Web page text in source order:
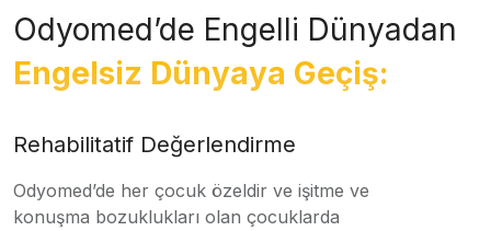
Odyomed’de Engelli Dünyadan
Engelsiz Dünyaya Geçiş:
Rehabilitatif Değerlendirme
Odyomed’de her çocuk özeldir ve işitme ve
konuşma bozuklukları olan çocuklarda